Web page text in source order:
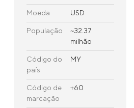
Moeda USD
População
~32.37
milhão
Código do
país
MY
Código de
marcação
+60